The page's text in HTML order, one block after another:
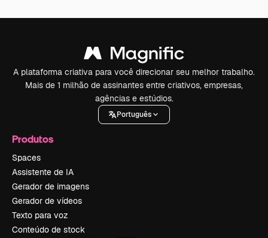
A plataforma criativa para você direcionar seu melhor trabalho.
Mais de 1 milhão de assinantes entre criativos, empresas,
agências e estúdios.
Português
Produtos
Spaces
Assistente de IA
Gerador de imagens
Gerador de vídeos
Texto para voz
Conteúdo de stock